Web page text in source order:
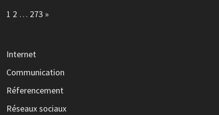
Page:
1 2 … 273 Next
»
Internet
Communication
Réferencement
Réseaux sociaux